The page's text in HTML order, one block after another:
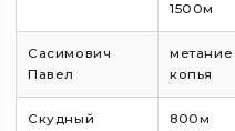
1500м
Сасимович
Павел
метание
копья
Скудный
800м